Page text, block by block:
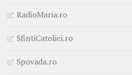
RadioMaria.ro
SfintiCatolici.ro
Spovada.ro